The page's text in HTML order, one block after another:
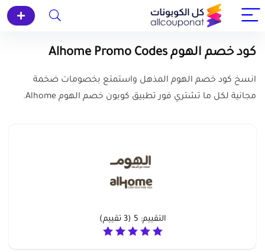
كود خصم الهوم Alhome Promo Codes
انسخ كود خصم الهوم المذهل واستمتع بخصومات ضخمة
مجانية لكل ما تشتري فور تطبيق كوبون خصم الهوم Alhome.
التقييم: 5
(
3 تقييم)